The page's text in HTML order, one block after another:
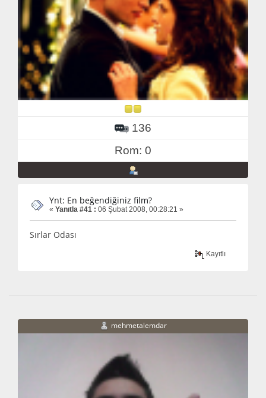
136
Rom: 0
Ynt: En beğendiğiniz film?
« Yanıtla #41 : 06 Şubat 2008, 00:28:21 »
Sırlar Odası
Kayıtlı
mehmetalemdar